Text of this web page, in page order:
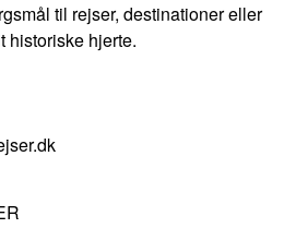
til rejser, destinationer eller
historiske hjerte.